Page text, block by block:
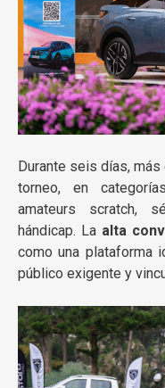
Durante seis días, más
torneo, en
amateurs scratch,
hándicap. La alta
como una plataforma
público exigente y